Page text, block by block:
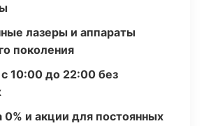
лазеры и аппараты
поколения
10:00 до 22:00 без
0% и акции для постоянных